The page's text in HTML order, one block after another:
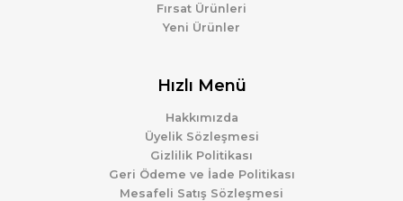
Fırsat Ürünleri
Yeni Ürünler
Hızlı Menü
Hakkımızda
Üyelik Sözleşmesi
Gizlilik Politikası
Geri Ödeme ve İade Politikası
Mesafeli Satış Sözleşmesi